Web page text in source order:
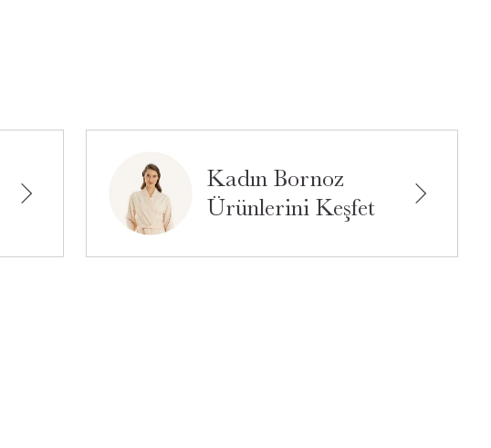
Kadın Bornoz
Ürünlerini Keşfet